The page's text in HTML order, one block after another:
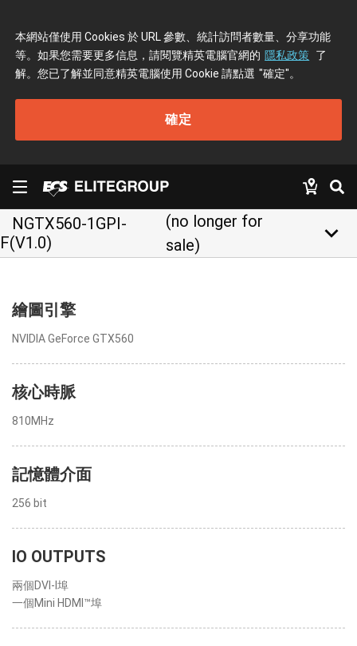
本網站僅使用 Cookies 於 URL 參數、統計訪問者數量、分享功能
等。如果您需要更多信息，請閱覽精英電腦官網的 隱私政策 了
解。您已了解並同意精英電腦使用 Cookie 請點選 "確定"。
確定
NGTX560-1GPI-
F(V1.0)
(no longer for
sale)
keyboard_arrow_down
繪圖引擎
NVIDIA GeForce GTX560
核心時脈
810MHz
記憶體介面
256 bit
IO OUTPUTS
兩個DVI-I埠
一個Mini HDMI™埠